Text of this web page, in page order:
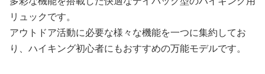
リュックです。
アウトドア活動に必要な様々な機能を一つに集約してお
り、ハイキング初心者にもおすすめの万能モデルです。